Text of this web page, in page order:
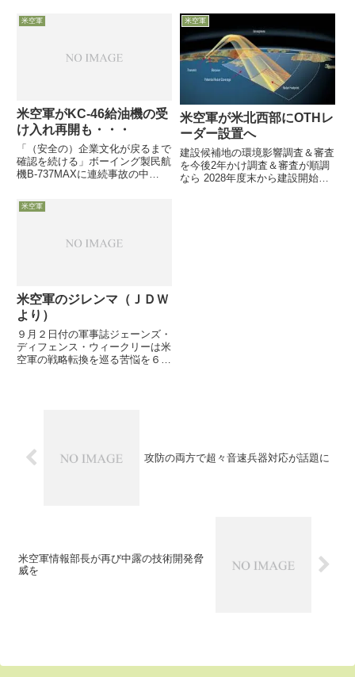
かない」8日付Defense-Newsは、
偵察機部隊の...
DefenseOne は、18日に突然辞任
を発表したAllvin空軍参謀総長の
動きに関し、19日付
Washington...
米空軍
米空軍がKC-46給油機の受
け入れ再開も・・・
「（安全の）企業文化が戻るまで
確認を続ける」ボーイング製民航
機B-737MAXに連続事故の中
調達担当次官補が、製造検査中や
米空軍が受領済のKC-46A空中給
問題となる複...
米空軍
米空軍が米北西部にOTHレ
ーダー設置へ
建設候補地の環境影響調査＆審査
を今後2年かけ調査＆審査が順調
なら 2028年度末から建設開始巨
米空軍
米空軍のジレンマ（ＪＤＷ
より）
９月２日付の軍事誌ジェーンズ・
ディフェンス・ウィークリーは米
空軍の戦略転換を巡る苦悩を６ペ
攻防の両方で超々音速兵器対応が話題に
米空軍情報部長が再び中露の技術開発脅
威を